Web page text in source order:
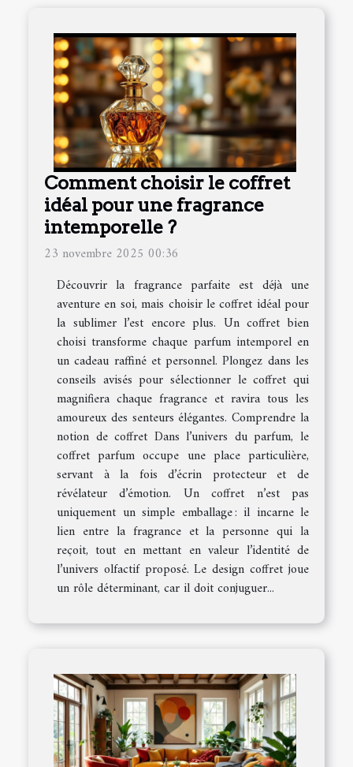
Comment choisir le coffret
idéal pour une fragrance
intemporelle ?
23 novembre 2025 00:36
Découvrir la fragrance parfaite est déjà une
aventure en soi, mais choisir le coffret idéal pour
la sublimer l’est encore plus. Un coffret bien
choisi transforme chaque parfum intemporel en
un cadeau raffiné et personnel. Plongez dans les
conseils avisés pour sélectionner le coffret qui
magnifiera chaque fragrance et ravira tous les
amoureux des senteurs élégantes. Comprendre la
notion de coffret Dans l’univers du parfum, le
coffret parfum occupe une place particulière,
servant à la fois d’écrin protecteur et de
révélateur d’émotion. Un coffret n’est pas
uniquement un simple emballage : il incarne le
lien entre la fragrance et la personne qui la
reçoit, tout en mettant en valeur l’identité de
l’univers olfactif proposé. Le design coffret joue
un rôle déterminant, car il doit conjuguer...